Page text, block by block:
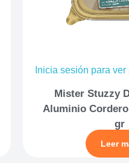
Inicia sesión para
Mister Stuzzy
Aluminio
gr
Leer